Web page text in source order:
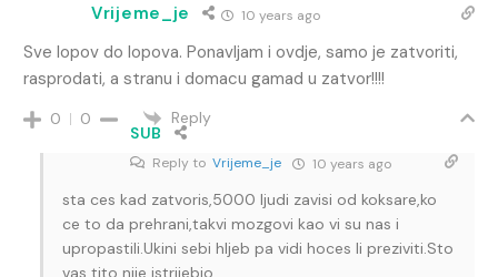
Vrijeme_je 10 years ago
Sve lopov do lopova. Ponavljam i ovdje, samo je zatvoriti,
rasprodati, a stranu i domacu gamad u zatvor!!!!
0 0
Reply
SUB
Reply to Vrijeme_je 10 years ago
sta ces kad zatvoris,5000 ljudi zavisi od koksare,ko
ce to da prehrani,takvi mozgovi kao vi su nas i
upropastili.Ukini sebi hljeb pa vidi hoces li preziviti.Sto
vas tito nije istrijebio